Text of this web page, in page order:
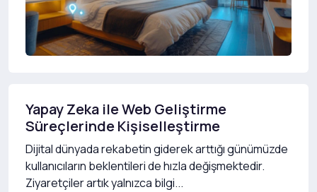
Yapay Zeka ile Web Geliştirme
Süreçlerinde Kişiselleştirme
Dijital dünyada rekabetin giderek arttığı günümüzde
kullanıcıların beklentileri de hızla değişmektedir.
Ziyaretçiler artık yalnızca bilgi...